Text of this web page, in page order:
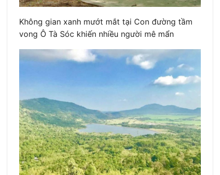
Không gian xanh mướt mắt tại Con đường tầm
vong Ô Tà Sóc khiến nhiều người mê mẩn